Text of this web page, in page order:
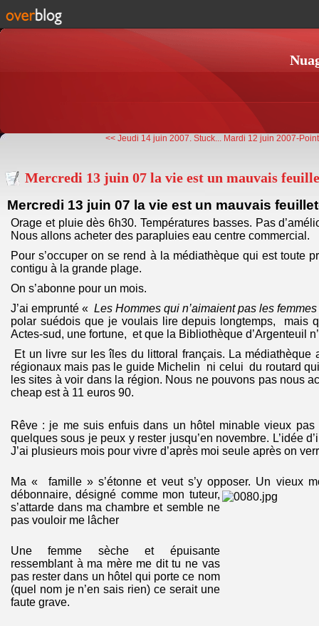
<< Jeudi 14 juin 2007. Stuck... Mardi 12 juin 2007-
Mercredi 13 juin 07 la vie est un mauvais
Mercredi 13 juin 07 la vie est un mauvais
Orage et pluie dès 6h30. Températures basses. Pas
Nous allons acheter des parapluies eau centre commercial.
Pour s’occuper on se rend à la médiathèque qui est toute
contigu à la grande plage.
On s’abonne pour un mois.
J’ai emprunté «Les Hommes qui n’aimaient pas les femmes
polar suédois que je voulais lire depuis longtemps, mais
Actes-sud, une fortune, et que la Bibliothèque d’Argenteuil
Et un livre sur les îles du littoral français. La médiathèque
régionaux mais pas le guide Michelin ni celui du routard
les sites à voir dans la région. Nous ne pouvons pas nous
cheap est à 11 euros 90.
Rêve : je me suis enfuis dans un hôtel minable vieux pas
quelques sous je peux y rester jusqu’en novembre. L’idée
J’ai plusieurs mois pour vivre d’après moi seule après on
Ma « famille » s’étonne et veut s’y opposer. Un vieux
débonnaire, désigné comme mon tuteur,
s’attarde dans ma chambre et semble ne
pas vouloir me lâcher
Une femme sèche et épuisante
ressemblant à ma mère me dit tu ne vas
pas rester dans un hôtel qui porte ce nom
(quel nom je n’en sais rien) ce serait une
faute grave.